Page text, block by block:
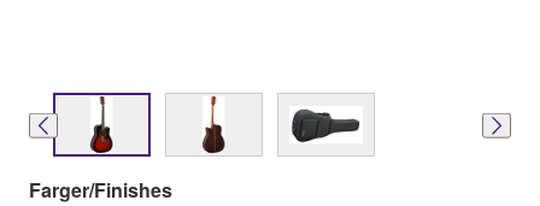
Farger/Finishes